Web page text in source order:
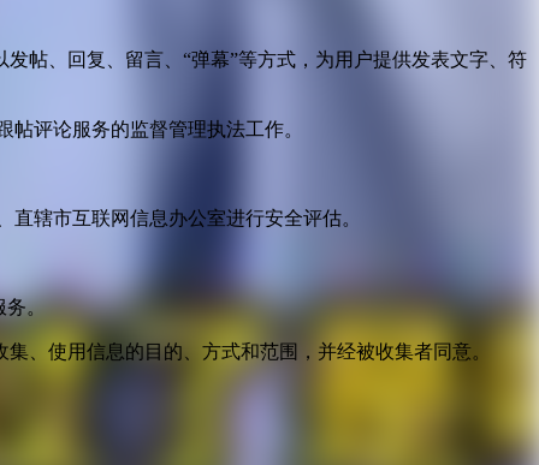
帖、回复、留言、“弹幕”等方式，为用户提供发表文字、符
评论服务的监督管理执法工作。
辖市互联网信息办公室进行安全评估。
务。
、使用信息的目的、方式和范围，并经被收集者同意。